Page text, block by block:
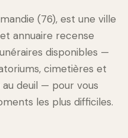
(76), est une ville
annuaire recense
disponibles —
cimetières et
deuil — pour vous
les plus difficiles.